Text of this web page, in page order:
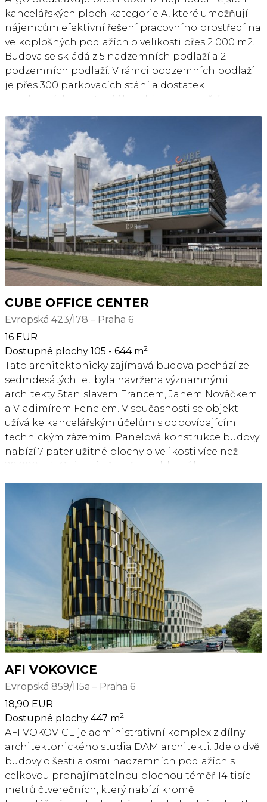
kancelářských ploch kategorie A, které umožňují
nájemcům efektivní řešení pracovního prostředí na
velkoplošných podlažích o velikosti přes 2 000 m2.
Budova se skládá z 5 nadzemních podlaží a 2
podzemních podlaží. V rámci podzemních podlaží
je přes 300 parkovacích stání a dostatek
skladovacích prostor. V kombinaci s vyspělými
designem se Argo stává domovem pro společnosti
uvažující do budoucna. Dispozice pater objektu
nabízí svým nájemcům dokonalé řešení vyhovující
jak potřebě jednotlivým kancelářským celkům, tak i
otevřenému řešení. Budova Argo se nachází v Praze
6 – Vokovicích, na severovýchod od středu města, v
rámci příjemné rezidenční oblasti Prahy 6 a vedle
chráněné přírodní oblasti Šárka. Lokalita je
podtržená skvělou viditelností z ulice Evropská a
výbornou dostupností z mezinárodního letiště
Václava Havla. Stanice tramvaje a autobusu jsou
před budovou. Metro Veleslavín a navazující
autobusový terminál, které byly zprovozněny v roce
2015, jsou pěšky cca 400 m od budovy. Argo je také
dobře dostupné z pražského okruhu a tedy i z
dálnic D5 a D7, vedoucí do Plzně, Chomutova a
Německa. Po otevření vlakového spojení mezi
Veleslavínem a letištěm, se dopravní obslužnost
ještě zlepší.
CUBE OFFICE CENTER
Evropská 423/178 – Praha 6
16 EUR
Dostupné plochy 105 - 644 m2
Tato architektonicky zajímavá budova pochází ze
sedmdesátých let byla navržena významnými
architekty Stanislavem Francem, Janem Nováčkem
a Vladimírem Fenclem. V současnosti se objekt
užívá ke kancelářským účelům s odpovídajícím
technickým zázemím. Panelová konstrukce budovy
nabízí 7 pater užitné plochy o velikosti více než
20.000 m². Objekt je členěn na hlavní budovu s
přibližně 16.000 m² a přiléhající budovu s přibližně
4.000 m². Nemovitost má k dispozici 362
venkovních stání a 20 garážových stání. Dále se
nabízí veškeré standardně poskytované služby v
budovách této velikosti. CUBE se nachází ve
Vokovicích v Praze 6, tedy v jedné z nejlépe
položených a dynamicky se rozvíjejících lokalit
Prahy. Poloha mezi Pražským okruhem, letištěm a
centrem poskytuje nájemcům jedinečné a
bezkonkurenční výhody. Budova se nachází v
blízkosti rychlostní silnice E7 a dálnice D5 a je
snadno dostupná z ulice Evropská autem i veřejnou
dopravou. Letiště Václava Havla je vzdáleno 10
minut. Tramvajové a autobusové spojení v
bezprostřední blízkosti budovy. Stanice metra A -
Veleslavín 3 minuty chůze.
AFI VOKOVICE
Evropská 859/115a – Praha 6
18,90 EUR
Dostupné plochy 447 m2
AFI VOKOVICE je administrativní komplex z dílny
architektonického studia DAM architekti. Jde o dvě
budovy o šesti a osmi nadzemních podlažích s
celkovou pronajímatelnou plochou téměř 14 tisíc
metrů čtverečních, který nabízí kromě